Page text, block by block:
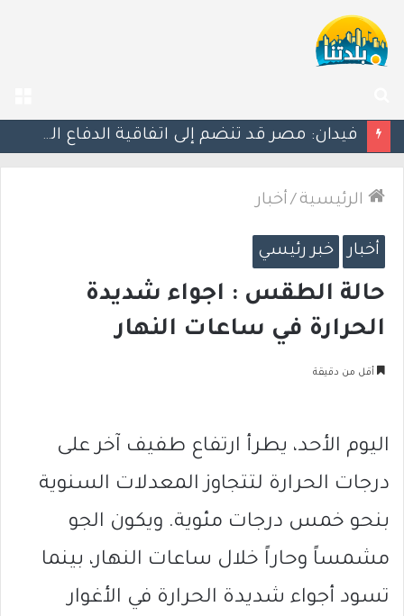
عن
الرئيسية / أخبار
أخبار خبر رئيسي
حالة الطقس : اجواء شديدة
الحرارة في ساعات النهار
أقل من دقيقة
اليوم الأحد، يطرأ ارتفاع طفيف آخر على
درجات الحرارة لتتجاوز المعدلات السنوية
بنحو خمس درجات مئوية. ويكون الجو
مشمساً وحاراً خلال ساعات النهار، بينما
تسود أجواء شديدة الحرارة في الأغوار